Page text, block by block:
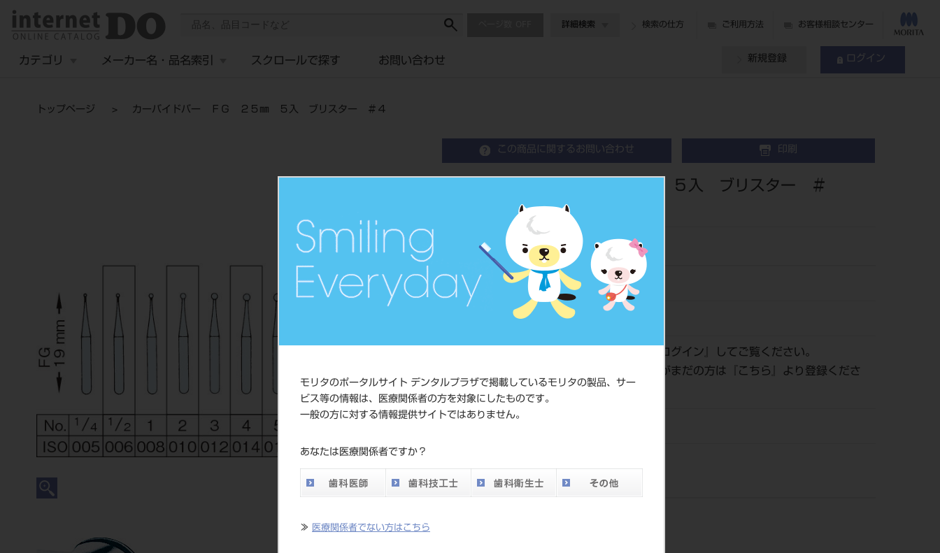
モリタのポータルサイト デンタルプラザで掲載しているモリタの製品、サー
ビス等の情報は、医療関係者の方を対象にしたものです。
一般の方に対する情報提供サイトではありません。
あなたは医療関係者ですか？
≫ 医療関係者でない方はこちら
詳細検索 検索の仕方 ご利用方法 お客様相談センター
カテゴリ メーカー名・品名索引 スクロールで探す お問い合わせ 新規登録 ログイン
トップページ カーバイドバー ＦＧ ２５㎜ ５入 ブリスター ＃４
この商品に関するお問い合わせ 印刷
カーバイドバー ＦＧ ２５㎜ ５入 ブリスター ＃
Round Bur
品目コード 2065003064
JAN/EANコード
ログイン 』してご覧ください。
ネット会員登録がまだの方は『
こちら
』より登録くださ
い。
ジ
797